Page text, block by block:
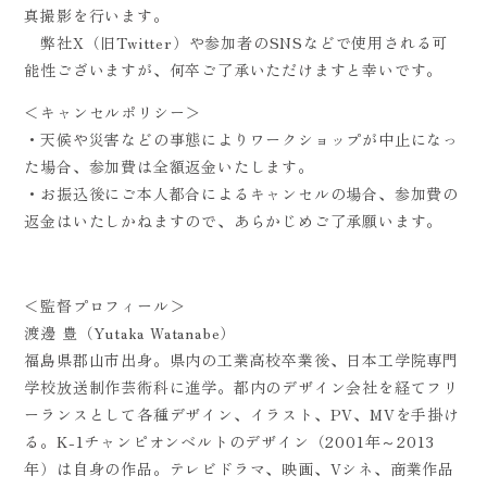
真撮影を行います。
弊社X（旧Twitter）や参加者のSNSなどで使用される可
能性ございますが、何卒ご了承いただけますと幸いです。
＜キャンセルポリシー＞
・天候や災害などの事態によりワークショップが中止になっ
た場合、参加費は全額返金いたします。
・お振込後にご本人都合によるキャンセルの場合、参加費の
返金はいたしかねますので、あらかじめご了承願います。
＜監督プロフィール＞
渡邊 豊（Yutaka Watanabe）
福島県郡山市出身。県内の工業高校卒業後、日本工学院専門
学校放送制作芸術科に進学。都内のデザイン会社を経てフリ
ーランスとして各種デザイン、イラスト、PV、MVを手掛け
る。K-1チャンピオンベルトのデザイン（2001年～2013
年）は自身の作品。テレビドラマ、映画、Vシネ、商業作品